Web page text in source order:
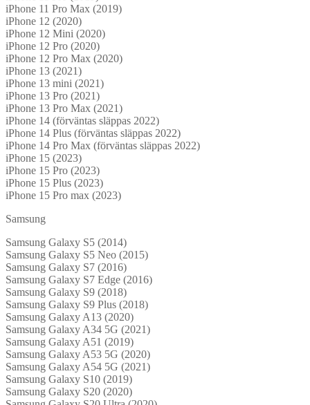
iPhone 11 Pro Max (2019)
iPhone 12 (2020)
iPhone 12 Mini (2020)
iPhone 12 Pro (2020)
iPhone 12 Pro Max (2020)
iPhone 13 (2021)
iPhone 13 mini (2021)
iPhone 13 Pro (2021)
iPhone 13 Pro Max (2021)
iPhone 14 (förväntas släppas 2022)
iPhone 14 Plus (förväntas släppas 2022)
iPhone 14 Pro Max (förväntas släppas 2022)
iPhone 15 (2023)
iPhone 15 Pro (2023)
iPhone 15 Plus (2023)
iPhone 15 Pro max (2023)
Samsung
Samsung Galaxy S5 (2014)
Samsung Galaxy S5 Neo (2015)
Samsung Galaxy S7 (2016)
Samsung Galaxy S7 Edge (2016)
Samsung Galaxy S9 (2018)
Samsung Galaxy S9 Plus (2018)
Samsung Galaxy A13 (2020)
Samsung Galaxy A34 5G (2021)
Samsung Galaxy A51 (2019)
Samsung Galaxy A53 5G (2020)
Samsung Galaxy A54 5G (2021)
Samsung Galaxy S10 (2019)
Samsung Galaxy S20 (2020)